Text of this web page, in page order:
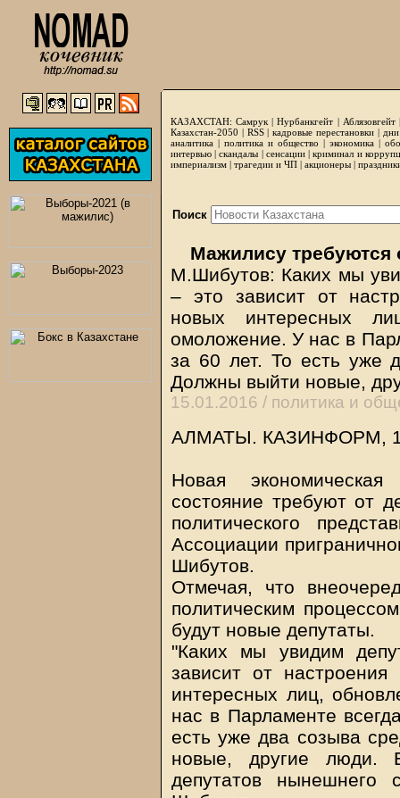
КАЗАХСТАН: Самрук |Нурбанкгейт | Аблязовгейт
Казахстан-2050 | RSS|кадровые перестановки|
аналитика | политика и общество | экономика |
интервью |скандалы | сенсации|криминал и
империализм | трагедии и ЧП | акционеры |
Поиск
Мажилису
М.Шибутов: Каких мы
– это зависит от
новых интересных
омоложение. У нас в
за 60 лет. То есть уже
Должны выйти новые,
15.01.2016 / политика и
АЛМАТЫ. КАЗИНФОРМ,
Новая
состояние требуют от
политического
Ассоциации
Шибутов.
Отмечая, что
политическим
будут новые депутаты.
"Каких мы увидим
зависит от
интересных лиц,
нас в Парламенте
есть уже два созыва
новые, другие люди.
депутатов